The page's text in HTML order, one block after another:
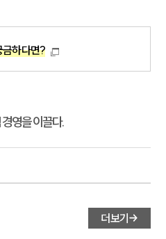
금하다면?
영을 이끌다.
더보기